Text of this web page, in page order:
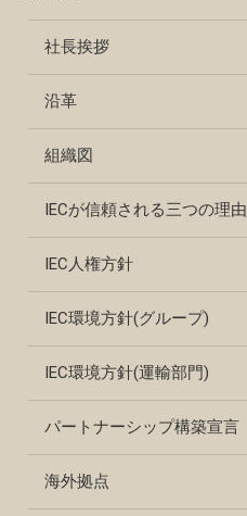
社長挨拶
沿革
組織図
IECが信頼される三つの理由
IEC人権方針
IEC環境方針(グループ)
IEC環境方針(運輸部門)
パートナーシップ構築宣言
海外拠点